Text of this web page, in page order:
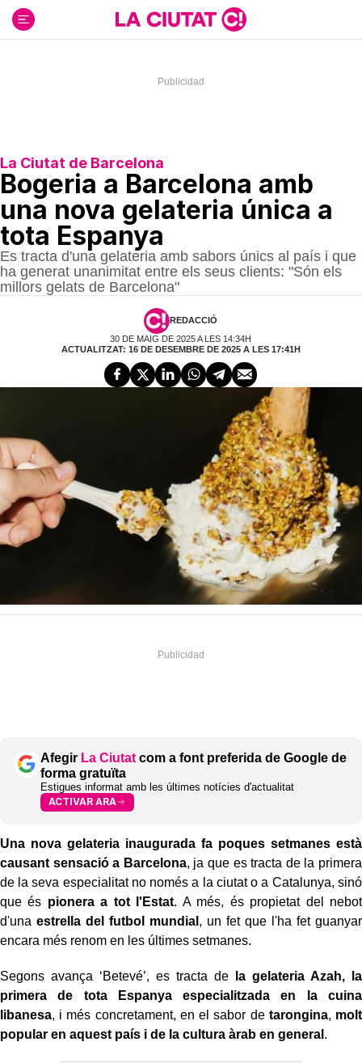
contenido
La Ciutat de Barcelona
Bogeria a Barcelona amb
una nova gelateria única a
tota Espanya
Es tracta d'una gelateria amb sabors únics al país i que
ha generat unanimitat entre els seus clients: "Són els
millors gelats de Barcelona"
REDACCIÓ
30 DE MAIG DE 2025 A LES 14:34H
ACTUALITZAT: 16 DE DESEMBRE DE 2025 A LES 17:41H
Afegir La Ciutat com a font preferida de Google de
forma gratuïta
Estigues informat amb les últimes notícies d'actualitat
ACTIVAR ARA
Una nova gelateria inaugurada fa poques setmanes està
causant sensació a Barcelona, ja que es tracta de la primera
de la seva especialitat no només a la ciutat o a Catalunya, sinó
que és pionera a tot l'Estat. A més, és propietat del nebot
d'una estrella del futbol mundial , un fet que l'ha fet guanyar
encara més renom en les últimes setmanes.
Segons avança ‘Betevé’, es tracta de
la gelateria Azah, la
primera de tota Espanya especialitzada en la cuina
libanesa, i més concretament, en el sabor de tarongina, molt
popular en aquest país i de la cultura àrab en general .